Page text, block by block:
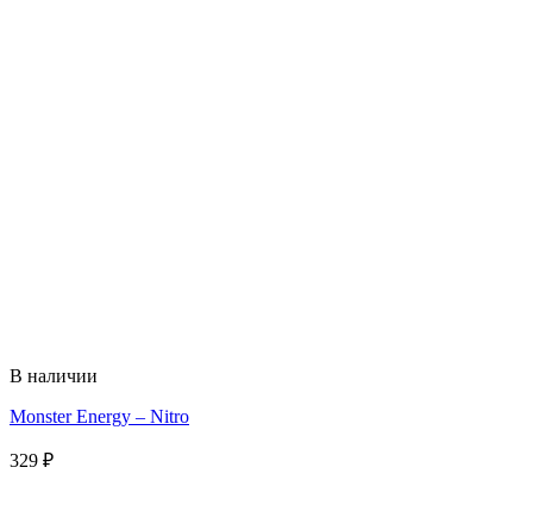
В наличии
Monster Energy – Nitro
329 ₽